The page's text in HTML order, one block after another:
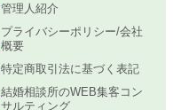
管理人紹介
プライバシーポリシー/会社
概要
特定商取引法に基づく表記
結婚相談所のWEB集客コン
サルティング